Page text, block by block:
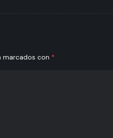
marcados con *